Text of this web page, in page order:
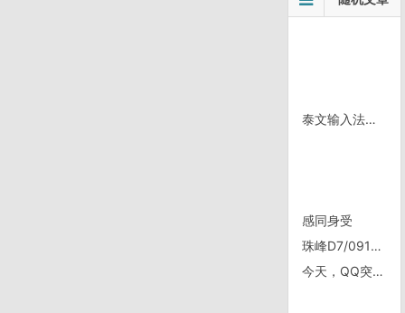
泰文输入法是按什么规律排列的键盘啊
感同身受
珠峰D7/0911, 白坝——扎西宗
今天，QQ突然想上线了。